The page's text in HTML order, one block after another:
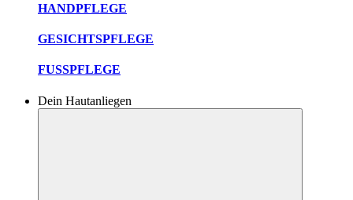
HANDPFLEGE
GESICHTSPFLEGE
FUSSPFLEGE
Dein Hautanliegen